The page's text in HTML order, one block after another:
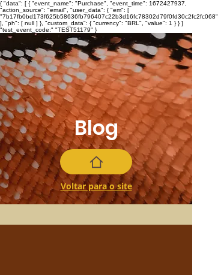
{ "data": [ { "event_name": "Purchase", "event_time": 1672427937,
"action_source": "email", "user_data": { "em": [
"7b17fb0bd173f625b58636fb796407c22b3d16fc78302d79f0fd30c2fc2fc068"
], "ph": [ null ] }, "custom_data": { "currency": "BRL", "value": 1 } } ]
"test_event_code:" "TEST51179" }
Blog
Voltar para o site